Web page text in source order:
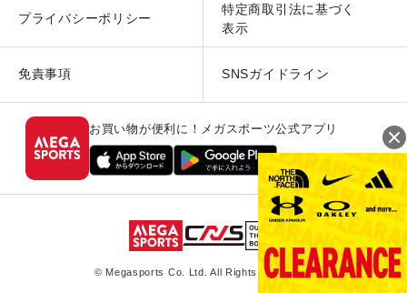
プライバシーポリシー
特定商取引法に基づく
表示
免責事項 SNSガイドライン
お買い物が便利に！メガスポーツ公式アプリ
© Megasports Co. Ltd. All Rights Reserved.